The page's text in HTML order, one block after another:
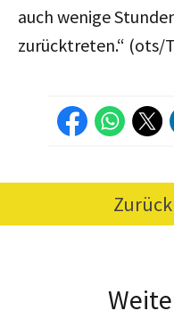
auch wenige
zurücktreten.“ (ots/